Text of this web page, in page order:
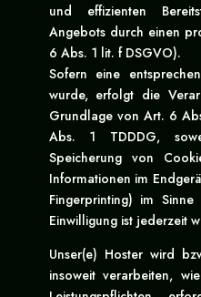
und effizienten
Angebots durch einen
6 Abs. 1 lit. f DSGVO).
Sofern eine
wurde, erfolgt die
Grundlage von Art. 6
Abs. 1 TDDDG,
Speicherung von
Informationen im
Fingerprinting) im
Einwilligung ist jederzeit
Unser(e) Hoster wird
insoweit verarbeiten,